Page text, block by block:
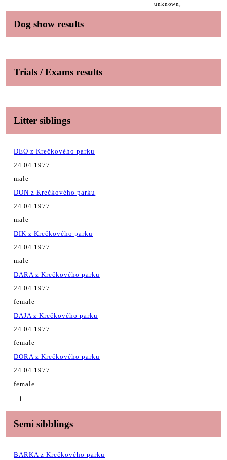
unknown,
Dog show results
Trials / Exams results
Litter siblings
DEO z Krečkového parku
24.04.1977
male
DON z Krečkového parku
24.04.1977
male
DIK z Krečkového parku
24.04.1977
male
DARA z Krečkového parku
24.04.1977
female
DAJA z Krečkového parku
24.04.1977
female
DORA z Krečkového parku
24.04.1977
female
1
Semi sibblings
BARKA z Krečkového parku